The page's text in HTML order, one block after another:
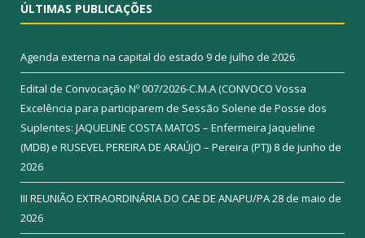
ÚLTIMAS PUBLICAÇÕES
Agenda externa na capital do estado 9 de julho de 2026
Edital de Convocação Nº 007/2026-C.M.A (CONVOCO Vossa
Excelência para participarem de Sessão Solene de Posse dos
Suplentes: JAQUELINE COSTA MATOS – Enfermeira Jaqueline
(MDB) e RUSEVEL PEREIRA DE ARAÚJO – Pereira (PT)) 8 de junho de
2026
III REUNIÃO EXTRAORDINÁRIA DO CAE DE ANAPU/PA28 de maio de
2026